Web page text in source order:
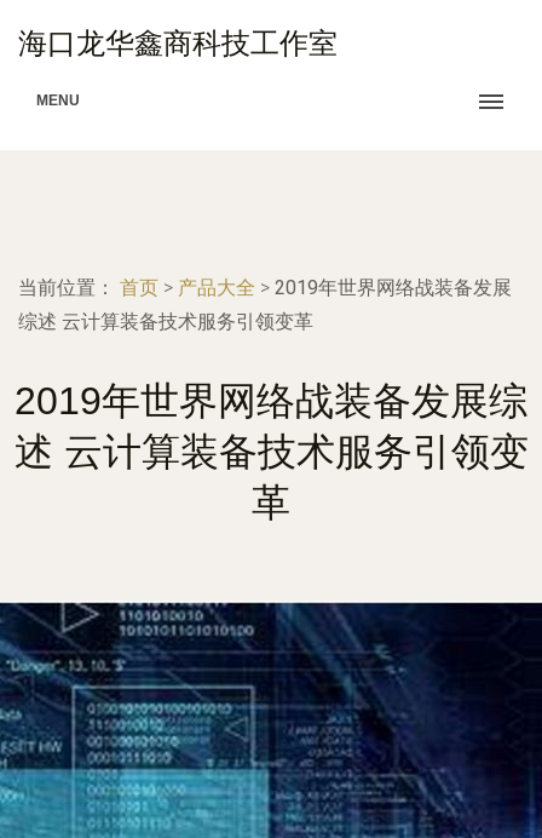
海口龙华鑫商科技工作室
MENU
当前位置： 首页 > 产品大全 > 2019年世界网络战装备发展
综述 云计算装备技术服务引领变革
2019年世界网络战装备发展综
述 云计算装备技术服务引领变
革